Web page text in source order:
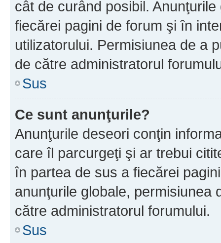
cât de curând posibil.
fiecărei pagini de forum şi în
utilizatorului. Permisiunea de a
de către administratorul
Sus
Ce sunt anunţurile?
Anunţurile deseori conţin
care îl parcurgeţi şi ar trebui
în partea de sus a fiecărei
anunţurile globale, permisiunea
către administratorul forumului.
Sus